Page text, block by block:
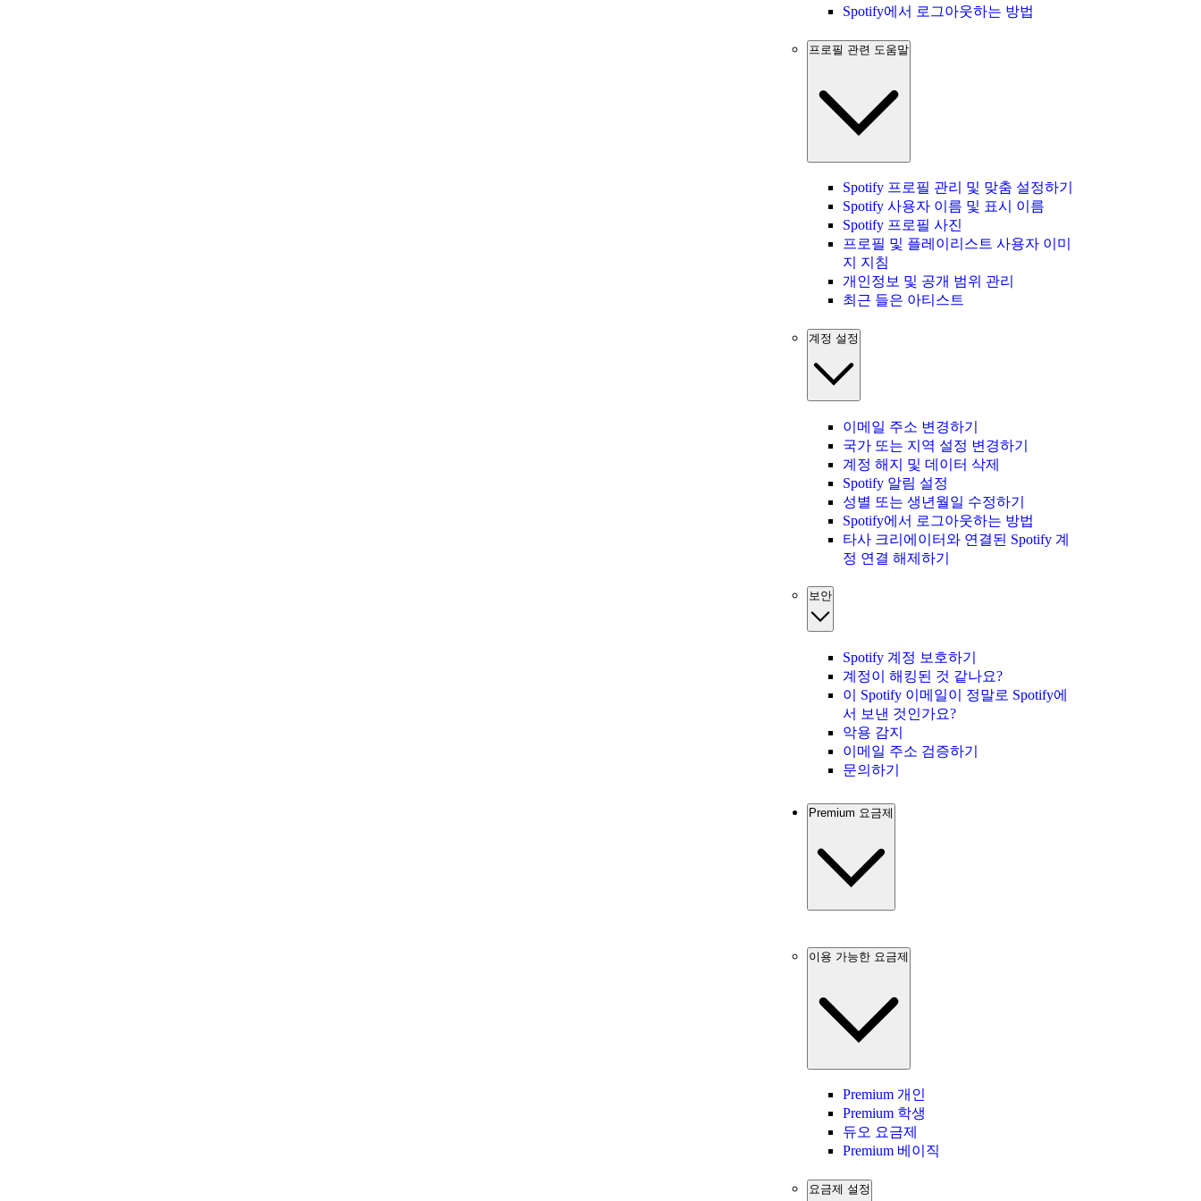
Spotify에서 로그아웃하는 방법
프로필 관련 도움말
Spotify 프로필 관리 및 맞춤 설정하기
Spotify 사용자 이름 및 표시 이름
Spotify 프로필 사진
프로필 및 플레이리스트 사용자 이미
지 지침
개인정보 및 공개 범위 관리
최근 들은 아티스트
계정 설정
이메일 주소 변경하기
국가 또는 지역 설정 변경하기
계정 해지 및 데이터 삭제
Spotify 알림 설정
성별 또는 생년월일 수정하기
Spotify에서 로그아웃하는 방법
타사 크리에이터와 연결된 Spotify 계
정 연결 해제하기
보안
Spotify 계정 보호하기
계정이 해킹된 것 같나요?
이 Spotify 이메일이 정말로 Spotify에
서 보낸 것인가요?
악용 감지
이메일 주소 검증하기
문의하기
Premium 요금제
이용 가능한 요금제
Premium 개인
Premium 학생
듀오 요금제
Premium 베이직
요금제 설정